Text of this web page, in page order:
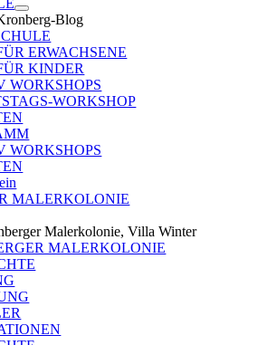
ERWACHSENE
KINDER
WORKSHOPS
WORKSHOP
WORKSHOPS
MALERKOLONIE
MALERKOLONIE